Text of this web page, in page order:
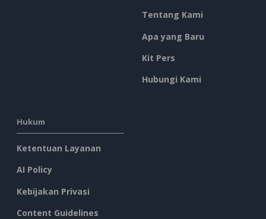
Tentang Kami
Apa yang Baru
Kit Pers
Hubungi Kami
Hukum
Ketentuan Layanan
AI Policy
Kebijakan Privasi
Content Guidelines